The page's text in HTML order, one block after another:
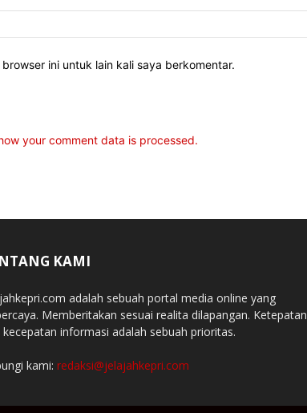
ini untuk lain kali saya berkomentar.
your comment data is processed.
KAMI
adalah sebuah portal media online yang
Memberitakan sesuai realita dilapangan. Ketepatan
kecepatan informasi adalah sebuah prioritas.
kami: redaksi@jelajahkepri.com